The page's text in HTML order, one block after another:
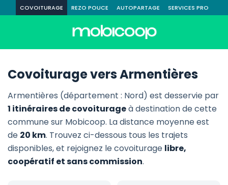
COVOITURAGE REZO POUCE AUTOPARTAGE SERVICES PRO
Covoiturage vers Armentières
Armentières (département : Nord) est desservie par
1 itinéraires de covoiturageà destination de cette
commune sur Mobicoop. La distance moyenne est
de 20 km. Trouvez ci-dessous tous les trajets
disponibles, et rejoignez le covoiturage libre,
coopératif et sans commission.